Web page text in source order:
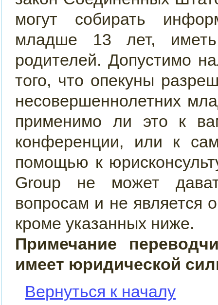
могут собирать
младше 13 лет,
родителей. Допустимо
того, что опекуны
несовершеннолетних
применимо ли это к
конференции, или к
помощью к
Group не может
вопросам и не является
кроме указанных ниже.
Примечание
имеет юридической
Вернуться к началу